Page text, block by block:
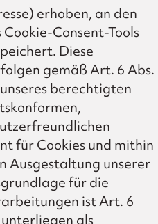
erhoben, an den
Consent-Tools
Diese
gemäß Art. 6 Abs.
berechtigten
für Cookies und mithin
Ausgestaltung unserer
für die
ist Art. 6
als